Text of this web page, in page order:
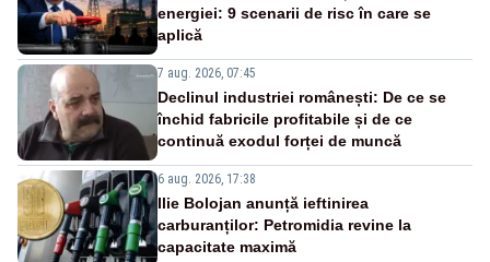
energiei: 9 scenarii de risc în care se
aplică
7 aug. 2026, 07:45
Declinul industriei românești: De ce se
închid fabricile profitabile și de ce
continuă exodul forței de muncă
6 aug. 2026, 17:38
Ilie Bolojan anunță ieftinirea
carburanților: Petromidia revine la
capacitate maximă